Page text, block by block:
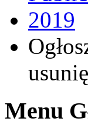
2019
Menu